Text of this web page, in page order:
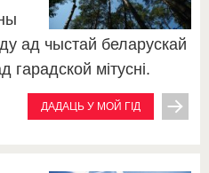
ад чыстай беларускай
мітусні.
ДАДАЦЬ У МОЙ ГІД